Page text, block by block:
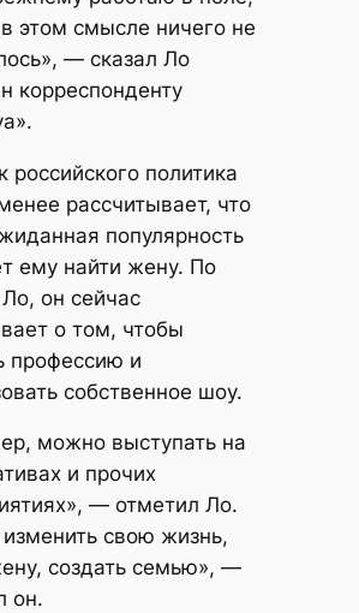
этом смысле ничего не
— сказал Ло
корреспонденту
российского политика
рассчитывает, что
популярность
ему найти жену. По
он сейчас
о том, чтобы
профессию и
собственное шоу.
можно выступать на
и прочих
— отметил Ло.
изменить свою жизнь,
создать семью», —
он.